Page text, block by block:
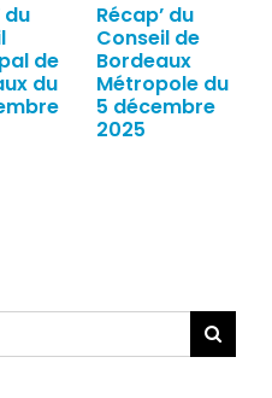
du
de
du
Récap’ du
Conseil de
Bordeaux
Métropole du
5 décembre
2025